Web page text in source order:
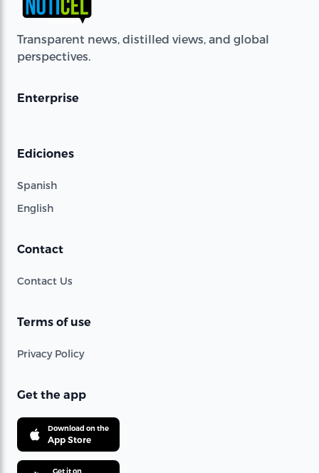
Transparent news, distilled views, and global
perspectives.
Enterprise
Ediciones
Spanish
English
Contact
Contact Us
Terms of use
Privacy Policy
Get the app
Download on the
App Store